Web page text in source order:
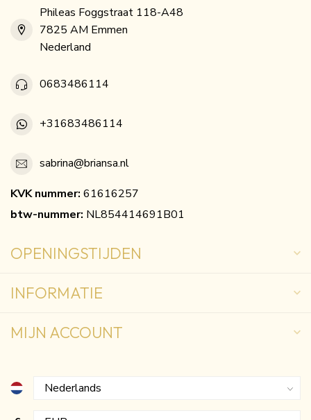
Phileas Foggstraat 118-A48
7825 AM Emmen
Nederland
0683486114
+31683486114
sabrina@briansa.nl
KVK nummer: 61616257
btw-nummer: NL854414691B01
OPENINGSTIJDEN
INFORMATIE
MIJN ACCOUNT